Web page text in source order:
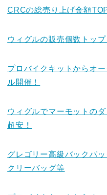
CRCの総売り上げ金額
ウィグルの販売個数トップ
プロバイクキットからオ
ル開催！
ウィグルでマーモットの
超安！
グレゴリー高級バックパ
クリーバッグ等